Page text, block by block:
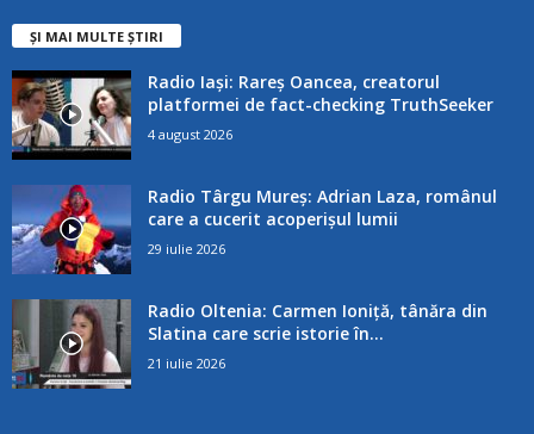
ȘI MAI MULTE ȘTIRI
Radio Iași: Rareș Oancea, creatorul
platformei de fact-checking TruthSeeker
4 august 2026
Radio Târgu Mureș: Adrian Laza, românul
care a cucerit acoperișul lumii
29 iulie 2026
Radio Oltenia: Carmen Ioniță, tânăra din
Slatina care scrie istorie în...
21 iulie 2026